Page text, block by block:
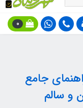
0
جامع
و سالم